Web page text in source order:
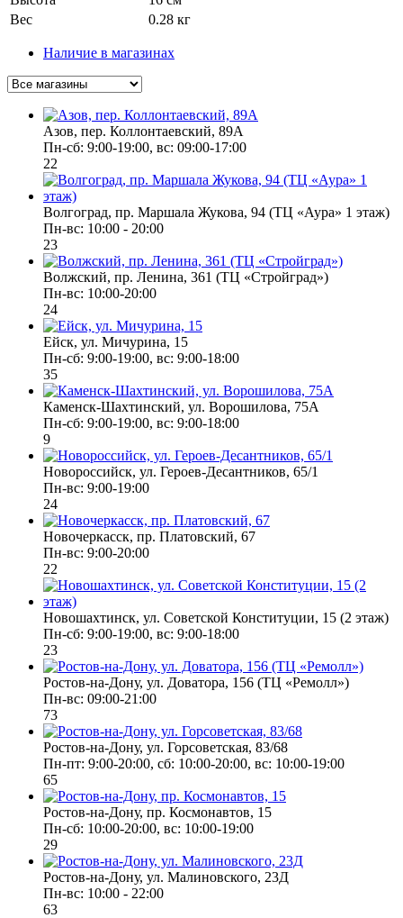
Вес
0.28 кг
Наличие в магазинах
Азов, пер. Коллонтаевский, 89А
Пн-сб: 9:00-19:00, вс: 09:00-17:00
22
Волгоград, пр. Маршала Жукова, 94 (ТЦ «Аура» 1 этаж)
Пн-вс: 10:00 - 20:00
23
Волжский, пр. Ленина, 361 (ТЦ «Стройград»)
Пн-вс: 10:00-20:00
24
Ейск, ул. Мичурина, 15
Пн-cб: 9:00-19:00, вс: 9:00-18:00
35
Каменск-Шахтинский, ул. Ворошилова, 75А
Пн-сб: 9:00-19:00, вс: 9:00-18:00
9
Новороссийск, ул. Героев-Десантников, 65/1
Пн-вс: 9:00-19:00
24
Новочеркасск, пр. Платовский, 67
Пн-вс: 9:00-20:00
22
Новошахтинск, ул. Советской Конституции, 15 (2 этаж)
Пн-сб: 9:00-19:00, вс: 9:00-18:00
23
Ростов-на-Дону, ул. Доватора, 156 (ТЦ «Ремолл»)
Пн-вс: 09:00-21:00
73
Ростов-на-Дону, ул. Горсоветская, 83/68
Пн-пт: 9:00-20:00, сб: 10:00-20:00, вс: 10:00-19:00
65
Ростов-на-Дону, пр. Космонавтов, 15
Пн-сб: 10:00-20:00, вс: 10:00-19:00
29
Ростов-на-Дону, ул. Малиновского, 23Д
Пн-вс: 10:00 - 22:00
63